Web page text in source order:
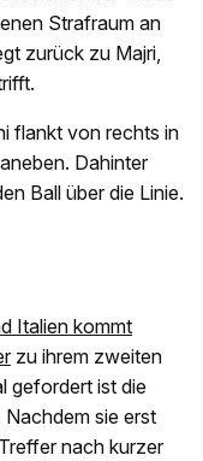
Strafraum an
zurück zu Majri,
flankt von rechts in
Dahinter
Ball über die Linie.
Italien kommt
zu ihrem zweiten
gefordert ist die
sie erst
nach kurzer